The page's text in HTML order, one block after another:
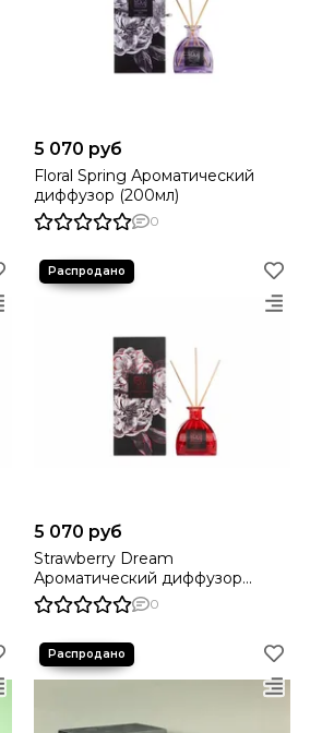
5 070 руб
Floral Spring Ароматический
диффузор (200мл)
0
5 070 руб
Strawberry Dream
Ароматический диффузор
(200мл)
0